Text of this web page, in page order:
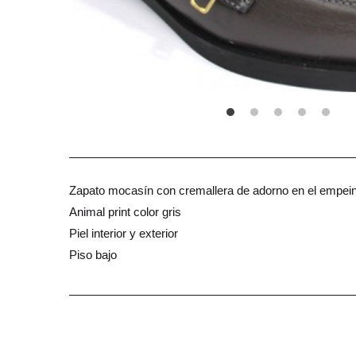
Zapato mocasín con cremallera de adorno en el
Animal print color gris
Piel interior y exterior
Piso bajo